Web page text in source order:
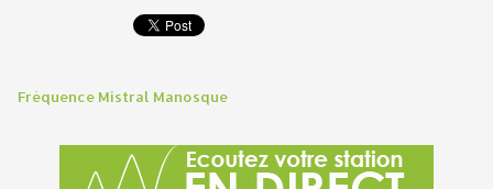
Fréquence Mistral Manosque